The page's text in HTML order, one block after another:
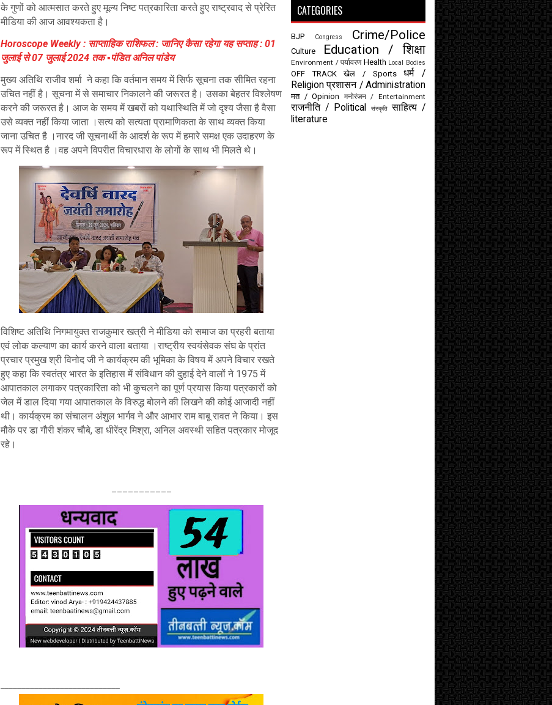
के गुणों को आत्मसात करते हुए मूल्य निष्ट पत्रकारिता करते हुए राष्ट्रवाद से प्रेरित
मीडिया की आज आवश्यकता है।
Horoscope Weekly : साप्ताहिक राशिफल : जानिए कैसा रहेगा यह सप्ताह : 01
जुलाई से 07 जुलाई 2024 तक ▪️पंडित अनिल पांडेय
मुख्य अतिथि राजीव शर्मा ने कहा कि वर्तमान समय में सिर्फ सूचना तक सीमित रहना
उचित नहीं है। सूचना में से समाचार निकालने की जरूरत है। उसका बेहतर विश्लेषण
करने की जरूरत है। आज के समय में खबरों को यथास्थिति में जो दृश्य जैसा है वैसा
उसे व्यक्त नहीं किया जाता ।सत्य को सत्यता प्रामाणिकता के साथ व्यक्त किया
जाना उचित है ।नारद जी सूचनार्थी के आदर्श के रूप में हमारे समक्ष एक उदाहरण के
रूप में स्थित है ।वह अपने विपरीत विचारधारा के लोगों के साथ भी मिलते थे।
विशिष्ट अतिथि निगमायुक्त राजकुमार खत्री ने मीडिया को समाज का प्रहरी बताया
एवं लोक कल्याण का कार्य करने वाला बताया ।राष्ट्रीय स्वयंसेवक संघ के प्रांत
प्रचार प्रमुख श्री विनोद जी ने कार्यक्रम की भूमिका के विषय में अपने विचार रखते
हुए कहा कि स्वतंत्र भारत के इतिहास में संविधान की दुहाई देने वालों ने 1975 में
आपातकाल लगाकर पत्रकारिता को भी कुचलने का पूर्ण प्रयास किया पत्रकारों को
जेल में डाल दिया गया आपातकाल के विरुद्ध बोलने की लिखने की कोई आजादी नहीं
थी। कार्यक्रम का संचालन अंशुल भार्गव ने और आभार राम बाबू रावत ने किया। इस
मौके पर डा गौरी शंकर चौबे, डा धीरेंद्र मिश्रा, अनिल अवस्थी सहित पत्रकार मोजूद
रहे।
CATEGORIES
BJP Congress Crime/Police
Culture Education / शिक्षा
Environment / पर्यावरण Health Local Bodies
OFF TRACK खेल / Sports
धर्म /
Religion प्रशासन / Administration
मत / Opinion मनोरंजन / Entertainment
राजनीति / Political संस्कृति साहित्य /
literature